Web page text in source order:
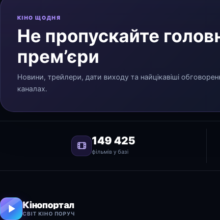
КІНО ЩОДНЯ
Не пропускайте
прем’єри
Новини, трейлери, дати виходу та найцікавіші
каналах.
149 425
фільмів у базі
Кінопортал
СВІТ КІНО ПОРУЧ